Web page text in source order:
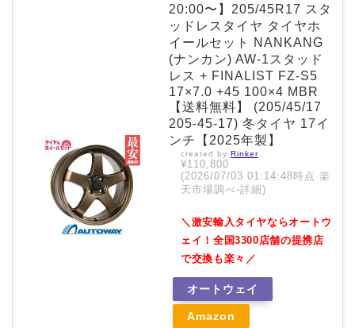
20:00〜】205/45R17 スタ
ッドレスタイヤ タイヤホ
イールセット NANKANG
(ナンカン) AW-1スタッド
レス + FINALIST FZ-S5
17×7.0 +45 100×4 MBR
【送料無料】 (205/45/17
205-45-17) 冬タイヤ 17イ
ンチ【2025年製】
created by Rinker
¥110,800
(2026/07/03 01:14:48時点 楽
天市場調べ-詳細)
＼激安輸入タイヤならオートウ
ェイ！全国3300店舗の提携店
で交換も楽々／
オートウェイ
Amazon